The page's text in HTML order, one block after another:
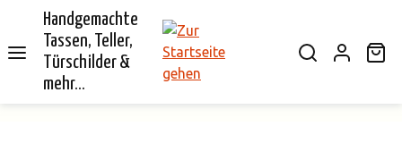
springen
Handgemachte
Tassen, Teller,
Türschilder &
mehr...